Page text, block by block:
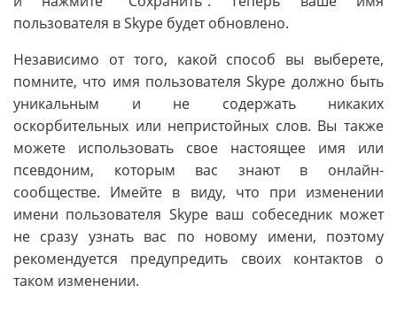
пользователя в Skype будет обновлено.
Независимо от того, какой способ вы выберете,
помните, что имя пользователя Skype должно быть
уникальным и не содержать никаких
оскорбительных или непристойных слов. Вы также
можете использовать свое настоящее имя или
псевдоним, которым вас знают в онлайн-
сообществе. Имейте в виду, что при изменении
имени пользователя Skype ваш собеседник может
не сразу узнать вас по новому имени, поэтому
рекомендуется предупредить своих контактов о
таком изменении.